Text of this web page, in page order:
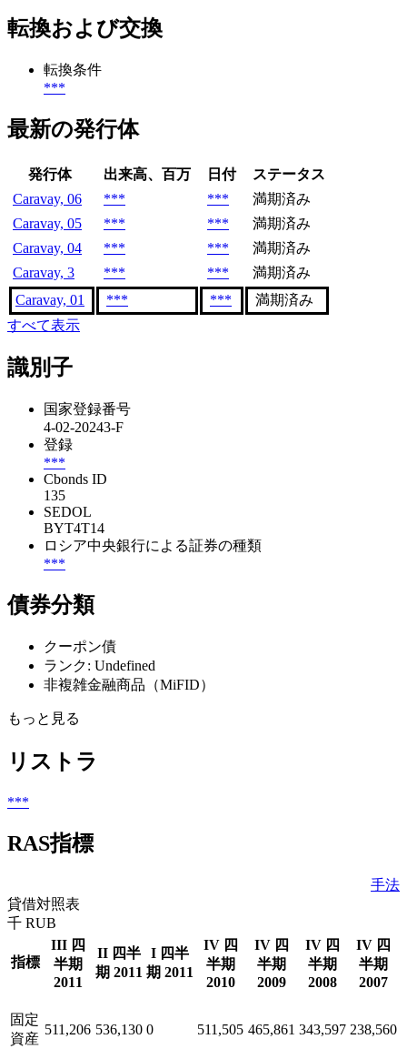
転換および交換
転換条件
***
最新の発行体
発行体 出来高、百万 日付
ステータス
Caravay, 06
*** ***
満期済み
Caravay, 05
*** ***
満期済み
Caravay, 04
*** ***
満期済み
Caravay, 3
*** ***
満期済み
Caravay, 01
*** ***
満期済み
すべて表示
識別子
国家登録番号
4-02-20243-F
登録
***
Cbonds ID
135
SEDOL
BYT4T14
ロシア中央銀行による証券の種類
***
債券分類
クーポン債
ランク: Undefined
非複雑金融商品（MiFID）
もっと見る
リストラ
***
RAS指標
手法
貸借対照表
千 RUB
指標
III 四
半期
2011
II 四半
期 2011
I 四半
期 2011
IV 四
半期
2010
IV 四
半期
2009
IV 四
半期
2008
IV 四
半期
2007
固定
資産
511,206 536,130 0 511,505 465,861 343,597 238,560